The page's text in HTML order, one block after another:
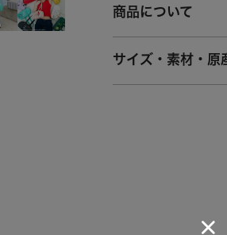
商品について
サイズ・素材・原